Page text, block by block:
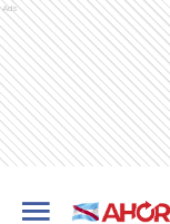
Ads